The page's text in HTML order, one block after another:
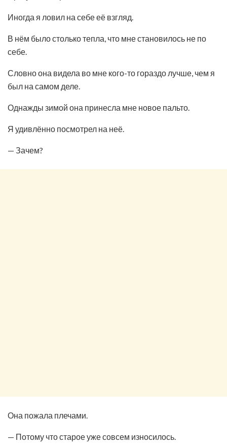
Иногда я ловил на себе её взгляд.
В нём было столько тепла, что мне становилось не по
себе.
Словно она видела во мне кого-то гораздо лучше, чем я
был на самом деле.
Однажды зимой она принесла мне новое пальто.
Я удивлённо посмотрел на неё.
— Зачем?
Она пожала плечами.
— Потому что старое уже совсем износилось.